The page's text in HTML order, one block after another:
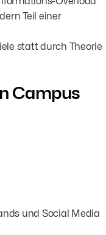
Teil einer
statt durch Theorie
Campus
und Social Media